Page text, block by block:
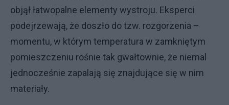
objął łatwopalne elementy wystroju. Eksperci
podejrzewają, że doszło do tzw. rozgorzenia –
momentu, w którym temperatura w zamkniętym
pomieszczeniu rośnie tak gwałtownie, że niemal
jednocześnie zapalają się znajdujące się w nim
materiały.